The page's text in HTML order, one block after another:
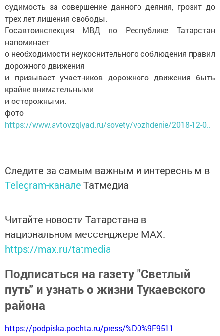
судимость за совершение данного деяния, грозит до
трех лет лишения свободы.
Госавтоинспекция МВД по Республике Татарстан
напоминает
о необходимости неукоснительного соблюдения правил
дорожного движения
и призывает участников дорожного движения быть
крайне внимательными
и осторожными.
фото
https://www.avtovzglyad.ru/sovety/vozhdenie/2018-12-0..
Следите за самым важным и интересным в
Telegram-канале Татмедиа
Читайте новости Татарстана в
национальном мессенджере MАХ:
https://max.ru/tatmedia
Подписаться на газету "Светлый
путь" и узнать о жизни Тукаевского
района
https://podpiska.pochta.ru/press/%D0%9F9511